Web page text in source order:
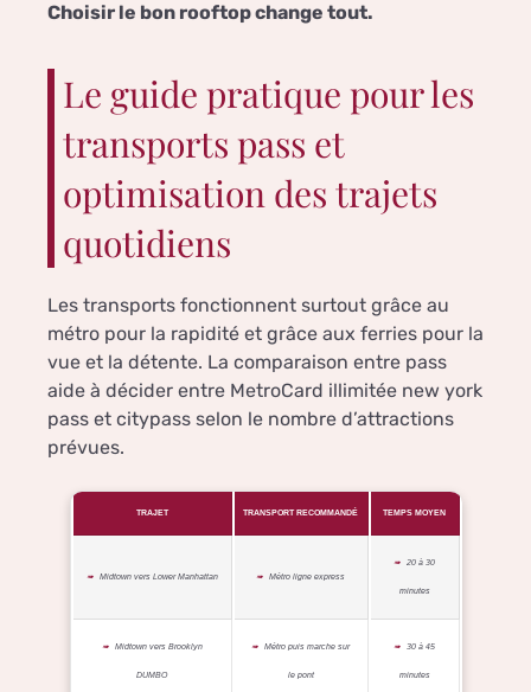
Choisir le bon rooftop change tout.
Le guide pratique pour les
transports pass et
optimisation des trajets
quotidiens
Les transports fonctionnent surtout grâce au
métro pour la rapidité et grâce aux ferries pour la
vue et la détente. La comparaison entre pass
aide à décider entre MetroCard illimitée new york
pass et citypass selon le nombre d’attractions
prévues.
TRAJET TRANSPORT RECOMMANDÉ TEMPS MOYEN
Midtown vers Lower Manhattan Métro ligne express
20 à 30
minutes
Midtown vers Brooklyn
DUMBO
Métro puis marche sur
le pont
30 à 45
minutes